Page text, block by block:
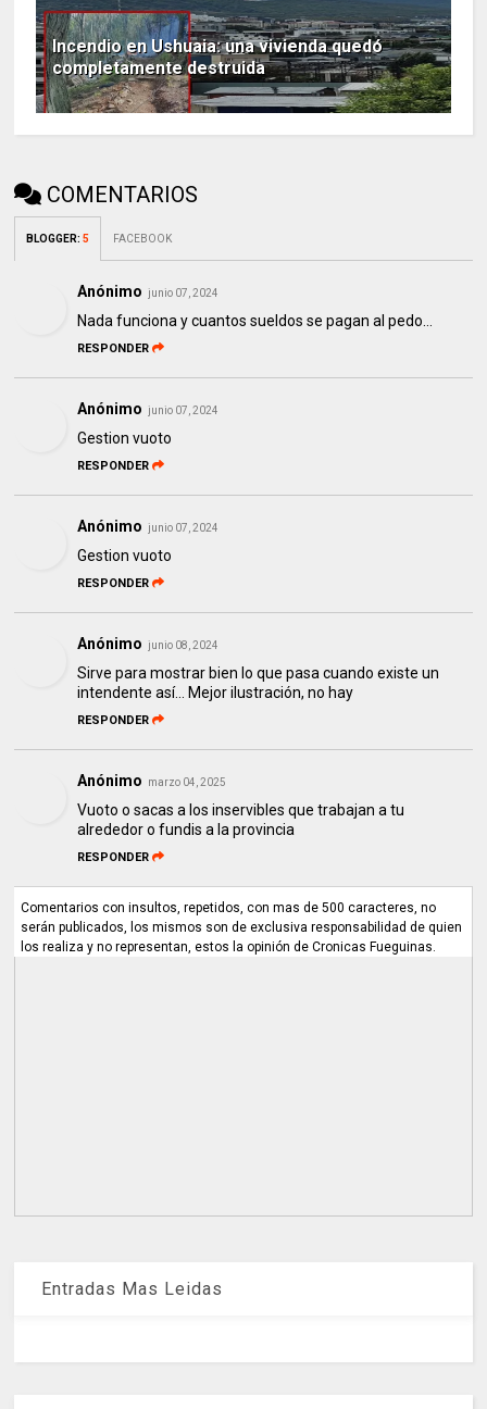
Incendio en Ushuaia: una vivienda quedó
completamente destruida
COMENTARIOS
BLOGGER:5 FACEBOOK
Anónimo junio 07, 2024
Nada funciona y cuantos sueldos se pagan al pedo...
RESPONDER
Anónimo junio 07, 2024
Gestion vuoto
RESPONDER
Anónimo junio 07, 2024
Gestion vuoto
RESPONDER
Anónimo junio 08, 2024
Sirve para mostrar bien lo que pasa cuando existe un
intendente así... Mejor ilustración, no hay
RESPONDER
Anónimo marzo 04, 2025
Vuoto o sacas a los inservibles que trabajan a tu
alrededor o fundis a la provincia
RESPONDER
Comentarios con insultos, repetidos, con mas de 500 caracteres, no
serán publicados, los mismos son de exclusiva responsabilidad de quien
los realiza y no representan, estos la opinión de Cronicas Fueguinas.
Entradas Mas Leidas